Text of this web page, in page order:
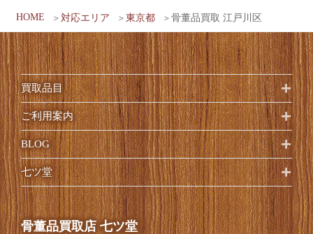
HOME 対応エリア 東京都 骨董品買取 江戸川区
買取品目
ご利用案内
BLOG
七ツ堂
骨董品買取店 七ツ堂